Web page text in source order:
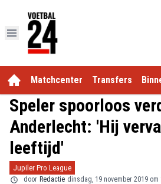
Matchcenter Transfers
Speler spoorloos
Anderlecht: 'Hij
leeftijd'
Jupiler Pro League
door Redactie dinsdag, 19 november 2019 om